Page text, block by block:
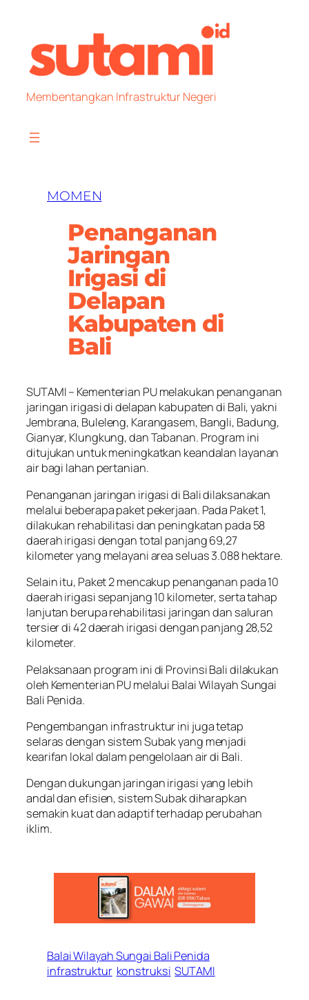
content
Membentangkan Infrastruktur Negeri
MOMEN
Penanganan
Jaringan
Irigasi di
Delapan
Kabupaten di
Bali
SUTAMI – Kementerian PU melakukan penanganan
jaringan irigasi di delapan kabupaten di Bali, yakni
Jembrana, Buleleng, Karangasem, Bangli, Badung,
Gianyar, Klungkung, dan Tabanan. Program ini
ditujukan untuk meningkatkan keandalan layanan
air bagi lahan pertanian.
Penanganan jaringan irigasi di Bali dilaksanakan
melalui beberapa paket pekerjaan. Pada Paket 1,
dilakukan rehabilitasi dan peningkatan pada 58
daerah irigasi dengan total panjang 69,27
kilometer yang melayani area seluas 3.088 hektare.
Selain itu, Paket 2 mencakup penanganan pada 10
daerah irigasi sepanjang 10 kilometer, serta tahap
lanjutan berupa rehabilitasi jaringan dan saluran
tersier di 42 daerah irigasi dengan panjang 28,52
kilometer.
Pelaksanaan program ini di Provinsi Bali dilakukan
oleh Kementerian PU melalui Balai Wilayah Sungai
Bali Penida.
Pengembangan infrastruktur ini juga tetap
selaras dengan sistem Subak yang menjadi
kearifan lokal dalam pengelolaan air di Bali.
Dengan dukungan jaringan irigasi yang lebih
andal dan efisien, sistem Subak diharapkan
semakin kuat dan adaptif terhadap perubahan
iklim.
Balai Wilayah Sungai Bali Penida
infrastruktur konstruksi SUTAMI